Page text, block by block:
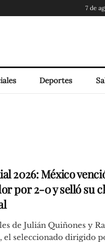
7 de
Deportes
2026: México
por 2-0 y selló su
de Julián Quiñones y
el seleccionado dirigido